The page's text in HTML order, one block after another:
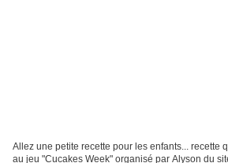
Allez une petite recette pour les enfants... recette
au jeu "Cucakes Week" organisé par Alyson du